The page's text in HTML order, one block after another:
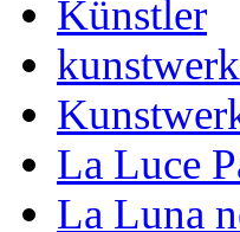
Künstler
La Luce
La Luna